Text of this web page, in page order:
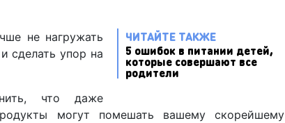
ЧИТАЙТЕ ТАКЖЕ
5 ошибок в питании детей,
которые совершают все
родители
не нагружать
сделать упор на
что даже
могут помешать вашему скорейшему